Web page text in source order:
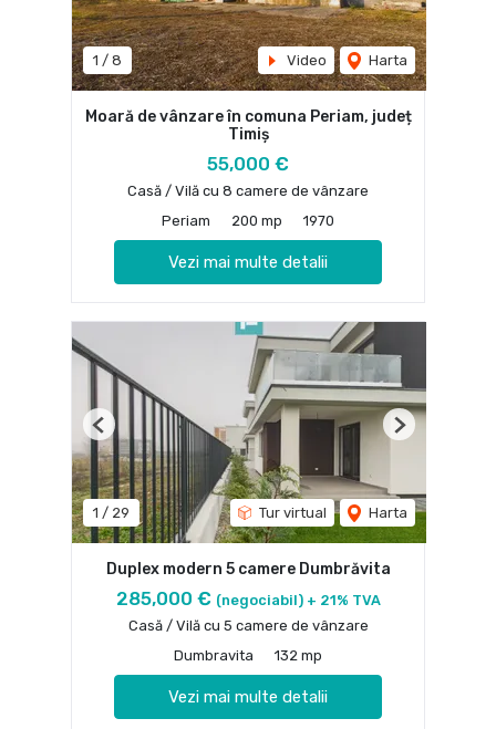
1 / 8 Video Harta
Moară de vânzare în comuna Periam, județ
Timiș
55,000 €
Casă / Vilă cu 8 camere de vânzare
Periam
200 mp 1970
Vezi mai multe detalii
1 / 29 Tur virtual Harta
Previous Next
Duplex modern 5 camere Dumbrăvita
285,000 € (negociabil) + 21% TVA
Casă / Vilă cu 5 camere de vânzare
Dumbravita
132 mp
Vezi mai multe detalii